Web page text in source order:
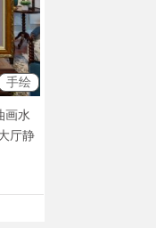
手绘
画水
厅静